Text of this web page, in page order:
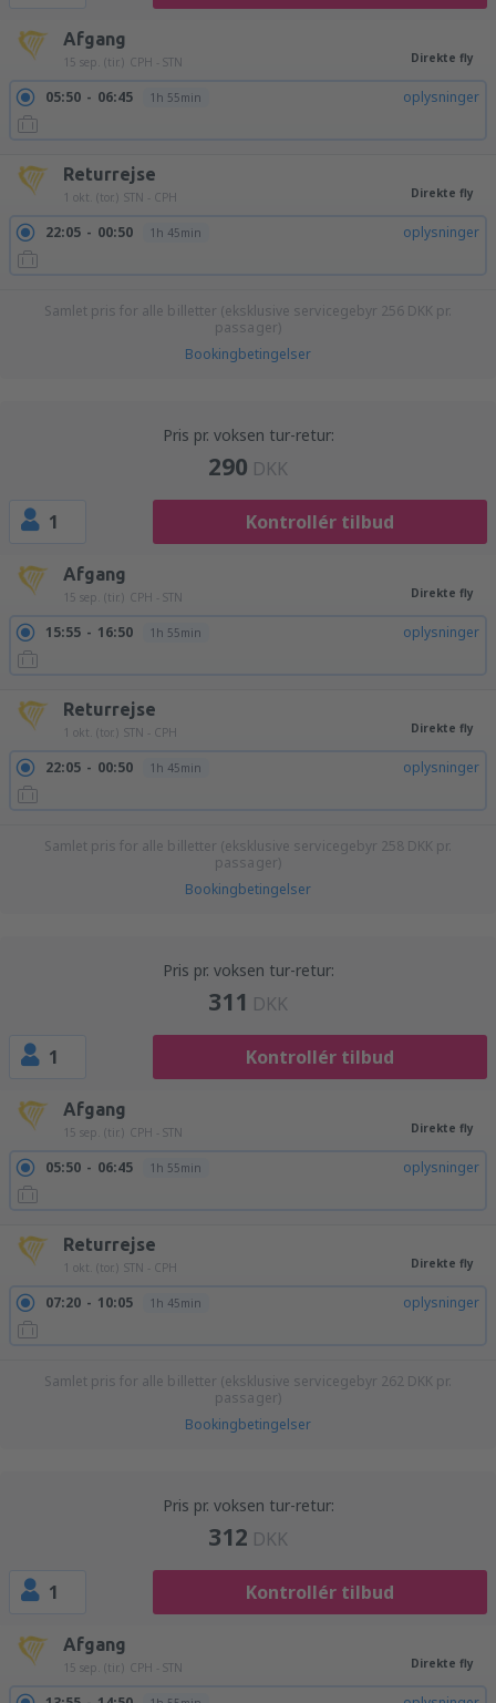
Afgang
15 sep. (tir.) CPH - STN Direkte fly
05:50 06:45 1h 55min oplysninger
Returrejse
1 okt. (tor.) STN - CPH Direkte fly
22:05 00:50 1h 45min oplysninger
Samlet pris for alle billetter (eksklusive servicegebyr 256 DKK pr.
passager)
Bookingbetingelser
Pris pr. voksen tur-retur:
290 DKK
1 Kontrollér tilbud
Afgang
15 sep. (tir.) CPH - STN Direkte fly
15:55 16:50 1h 55min oplysninger
Returrejse
1 okt. (tor.) STN - CPH Direkte fly
22:05 00:50 1h 45min oplysninger
Samlet pris for alle billetter (eksklusive servicegebyr 258 DKK pr.
passager)
Bookingbetingelser
Pris pr. voksen tur-retur:
311 DKK
1 Kontrollér tilbud
Afgang
15 sep. (tir.) CPH - STN Direkte fly
05:50 06:45 1h 55min oplysninger
Returrejse
1 okt. (tor.) STN - CPH Direkte fly
07:20 10:05 1h 45min oplysninger
Samlet pris for alle billetter (eksklusive servicegebyr 262 DKK pr.
passager)
Bookingbetingelser
Pris pr. voksen tur-retur:
312 DKK
1 Kontrollér tilbud
Afgang
15 sep. (tir.) CPH - STN Direkte fly